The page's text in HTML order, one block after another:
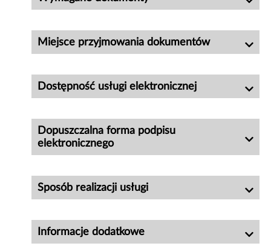
Miejsce przyjmowania dokumentów
Dostępność usługi elektronicznej
Dopuszczalna forma podpisu
elektronicznego
Sposób realizacji usługi
Informacje dodatkowe